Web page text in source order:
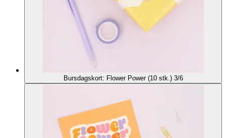
Bursdagskort: Flower Power (10 stk.) 3/6